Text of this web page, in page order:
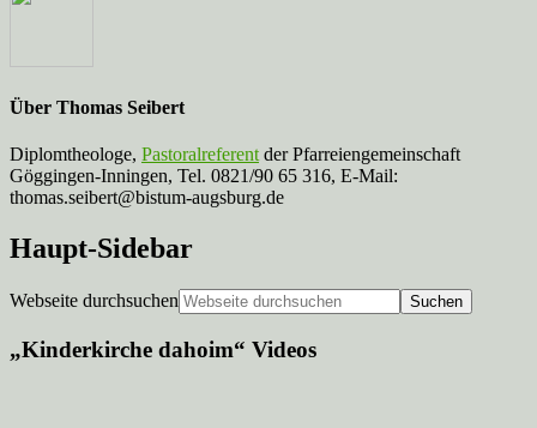
Über Thomas Seibert
Diplomtheologe, Pastoralreferent der Pfarreiengemeinschaft
Göggingen-Inningen, Tel. 0821/90 65 316, E-Mail:
thomas.seibert@bistum-augsburg.de
Haupt-Sidebar
Webseite durchsuchen
„Kinderkirche dahoim“ Videos